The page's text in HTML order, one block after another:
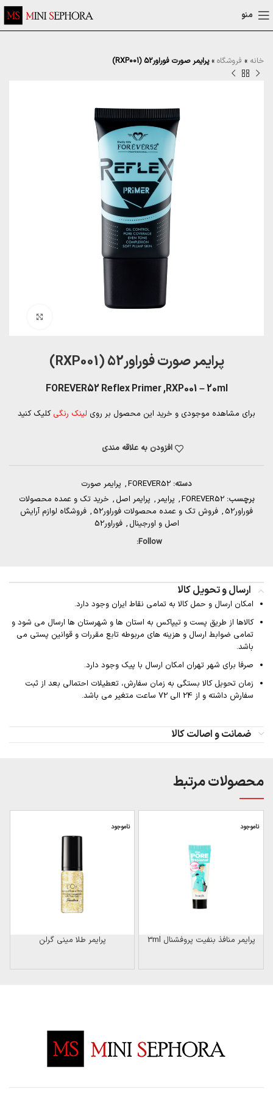
منو
خانه » فروشگاه »پرایمر صورت فوراور52 (RXP001)
پرایمر صورت فوراور52 (RXP001)
FOREVER52 Reflex Primer ,RXP001 – 20ml
برای مشاهده موجودی و خرید این محصول بر روی لینک رنگی کلیک کنید
افزودن به علاقه مندی
دسته: FOREVER52
, پرایمر صورت
برچسب: FOREVER52
, پرایمر , پرایمر اصل , خرید تک و عمده محصولات
فوراور52
, فروش تک و عمده محصولات فوراور52 , فروشگاه لوازم آرایش
اصل و اورجینال , فوراور52
Follow:
ارسال و تحویل کالا
امکان ارسال و حمل کالا به تمامی نقاط ایران وجود دارد.
کالاها از طریق پست و تیپاکس به استان ها و شهرستان ها ارسال می شود و
تمامی ضوابط ارسال و هزینه های مربوطه تابع مقررات و قوانین پستی می
باشد.
صرفا برای شهر تهران امکان ارسال با پیک وجود دارد.
زمان تحویل کالا بستگی به زمان سفارش، تعطیلات احتمالی بعد از ثبت
سفارش داشته و از 24 الی 72 ساعت متغیر می باشد.
ضمانت و اصالت کالا
محصولات مرتبط
ناموجود
پرایمر منافذ بنفیت پروفشنال 3ml
ناموجود
پرایمر طلا مینی گرلن